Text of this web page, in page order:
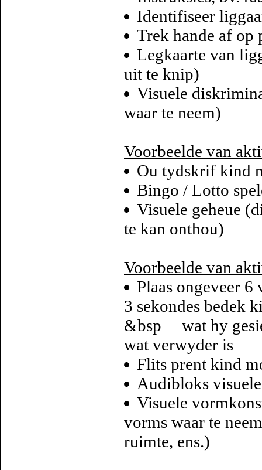
Identifiseer
Trek hande af
Legkaarte van
uit te knip)
Visuele
waar te neem)
Voorbeelde van
Ou tydskrif kind
Bingo / Lotto
Visuele geheue
te kan onthou)
Voorbeelde van
Plaas ongeveer
3 sekondes bedek
&bsp wat hy
wat verwyder is
Flits prent kind
Audibloks
Visuele
vorms waar te
ruimte, ens.)